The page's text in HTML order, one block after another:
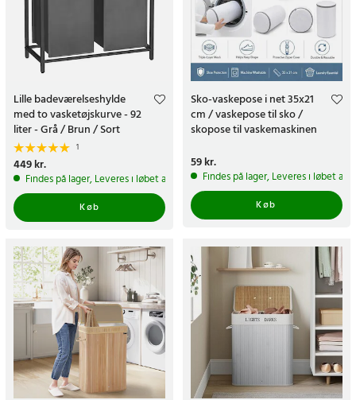
Lille badeværelseshylde
med to vasketøjskurve - 92
liter - Grå / Brun / Sort
1
Pris:449 kr.
449 kr.
Findes på lager, Leveres i løbet af 1-2 hverdage
Køb
Sko-vaskepose i net 35x21
cm / vaskepose til sko /
skopose til vaskemaskinen
Pris:59 kr.
59 kr.
Findes på lager, Leveres i løbet af
Køb